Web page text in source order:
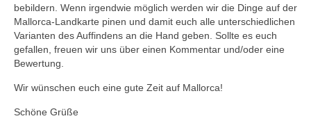
bebildern. Wenn irgendwie möglich werden wir die Dinge auf der
Mallorca-Landkarte pinen und damit euch alle unterschiedlichen
Varianten des Auffindens an die Hand geben. Sollte es euch
gefallen, freuen wir uns über einen Kommentar und/oder eine
Bewertung.
Wir wünschen euch eine gute Zeit auf Mallorca!
Schöne Grüße